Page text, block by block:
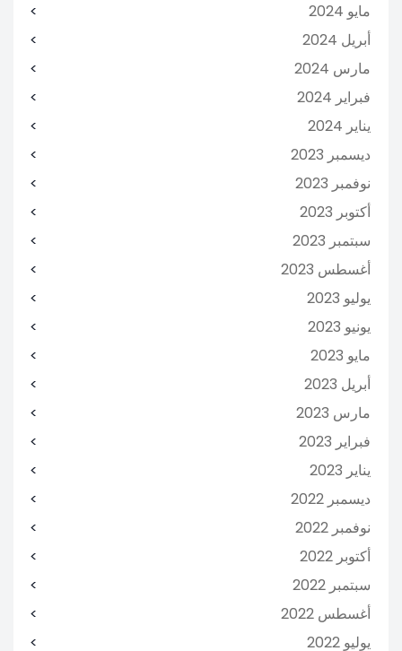
مايو 2024
أبريل 2024
مارس 2024
فبراير 2024
يناير 2024
ديسمبر 2023
نوفمبر 2023
أكتوبر 2023
سبتمبر 2023
أغسطس 2023
يوليو 2023
يونيو 2023
مايو 2023
أبريل 2023
مارس 2023
فبراير 2023
يناير 2023
ديسمبر 2022
نوفمبر 2022
أكتوبر 2022
سبتمبر 2022
أغسطس 2022
يوليو 2022